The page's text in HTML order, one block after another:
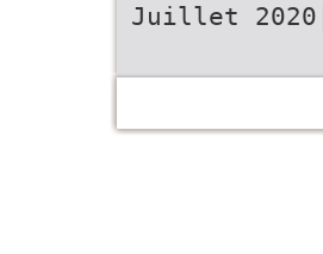
Juillet